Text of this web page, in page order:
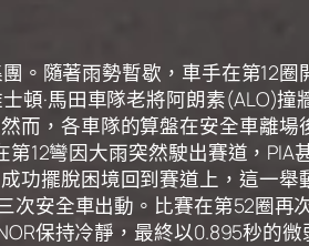
。隨著雨勢暫歇，車手在第12
頓·馬田車隊老將阿朗素(ALO)
而，各車隊的算盤在安全車離
第12彎因大雨突然駛出賽道，
功擺脫困境回到賽道上，這一
安全車出動。比賽在第52圈再
保持冷靜，最終以0.895秒的